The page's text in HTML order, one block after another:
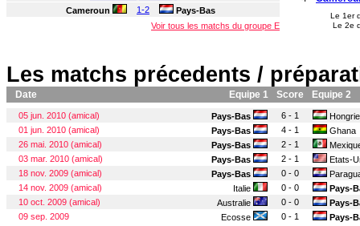
Cameroun
1-2
Pays-Bas
Voir tous les matchs du groupe E
Le 1er
Le 2e
Les matchs précedents /
Date Equipe 1 Score Equipe 2
05 jun. 2010 (amical) Pays-Bas 6 - 1
Hongrie
01 jun. 2010 (amical)
Pays-Bas 4 - 1
Ghana
26 mai. 2010 (amical)
Pays-Bas 2 - 1
03 mar. 2010 (amical)
Pays-Bas 2 - 1
Etats-
18 nov. 2009 (amical)
Pays-Bas 0 - 0
14 nov. 2009 (amical)
Italie 0 - 0
Pays-
10 oct. 2009 (amical)
Australie 0 - 0
Pays-
09 sep. 2009
Ecosse 0 - 1 Pays-